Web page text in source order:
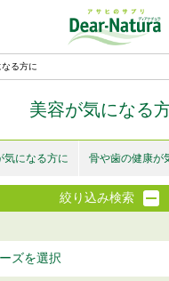
る方に
美容が気になる
気になる方に 骨や歯の健康が
絞り込み検索